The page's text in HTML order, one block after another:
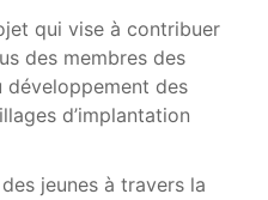
qui vise à contribuer
des membres des
développement des
d’implantation
jeunes à travers la